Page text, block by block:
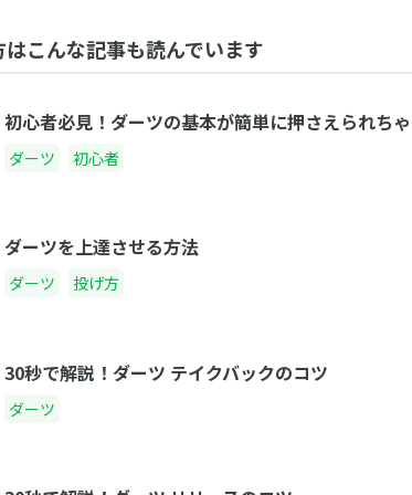
こんな記事も読んでいます
初心者必見！ダーツの基本が簡単に押さえられち
ダーツ 初心者
ダーツを上達させる方法
ダーツ 投げ方
30秒で解説！ダーツ テイクバックのコツ
ダーツ